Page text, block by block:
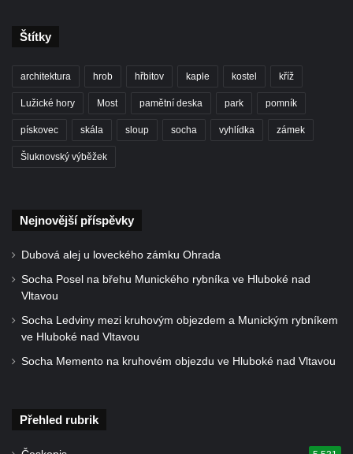
Šenově
Kaple Anděla Strážce na Valdeku
Hřbitovní kaple v Lipové
Márnice na bývalém hřbitově u kostela
Kostel Navštívení Panny Marie v
Navštívení Panny Marie v Lobendavě
Lobendavy
Kostel svaté Máří Magdalény v Krásné Lípě
Kostel svatého Jiří v Jiříkově
Kostel svatého Jiří ve Chřibské
Štítky
architektura hrob hřbitov kaple kostel kříž
Lužické hory Most pamětní deska park pomník
pískovec skála sloup socha vyhlídka zámek
Šluknovský výběžek
Nejnovější příspěvky
Dubová alej u loveckého zámku Ohrada
Socha Posel na břehu Munického rybníka ve Hluboké nad
Vltavou
Socha Ledviny mezi kruhovým objezdem a Munickým rybníkem
ve Hluboké nad Vltavou
Socha Memento na kruhovém objezdu ve Hluboké nad Vltavou
Přehled rubrik